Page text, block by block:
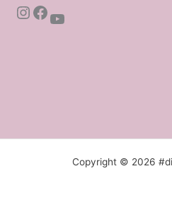
Instagram Facebook YouTube
Copyright © 2026